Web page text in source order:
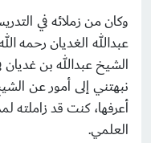
وكان من زملائه في
عبدالله الغديان رحمه
الشيخ عبدالله بن
نبهتني إلى أمور عن
أعرفها، كنت قد زاملته
العلمي.